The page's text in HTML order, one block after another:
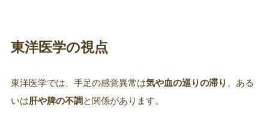
東洋医学の視点
東洋医学では、手足の感覚異常は気や血の巡りの滞り
、ある
いは肝や脾の不調 と関係があります。